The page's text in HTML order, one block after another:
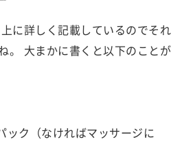
に詳しく記載しているのでそれ
。 大まかに書くと以下のことが
ック（なければマッサージに